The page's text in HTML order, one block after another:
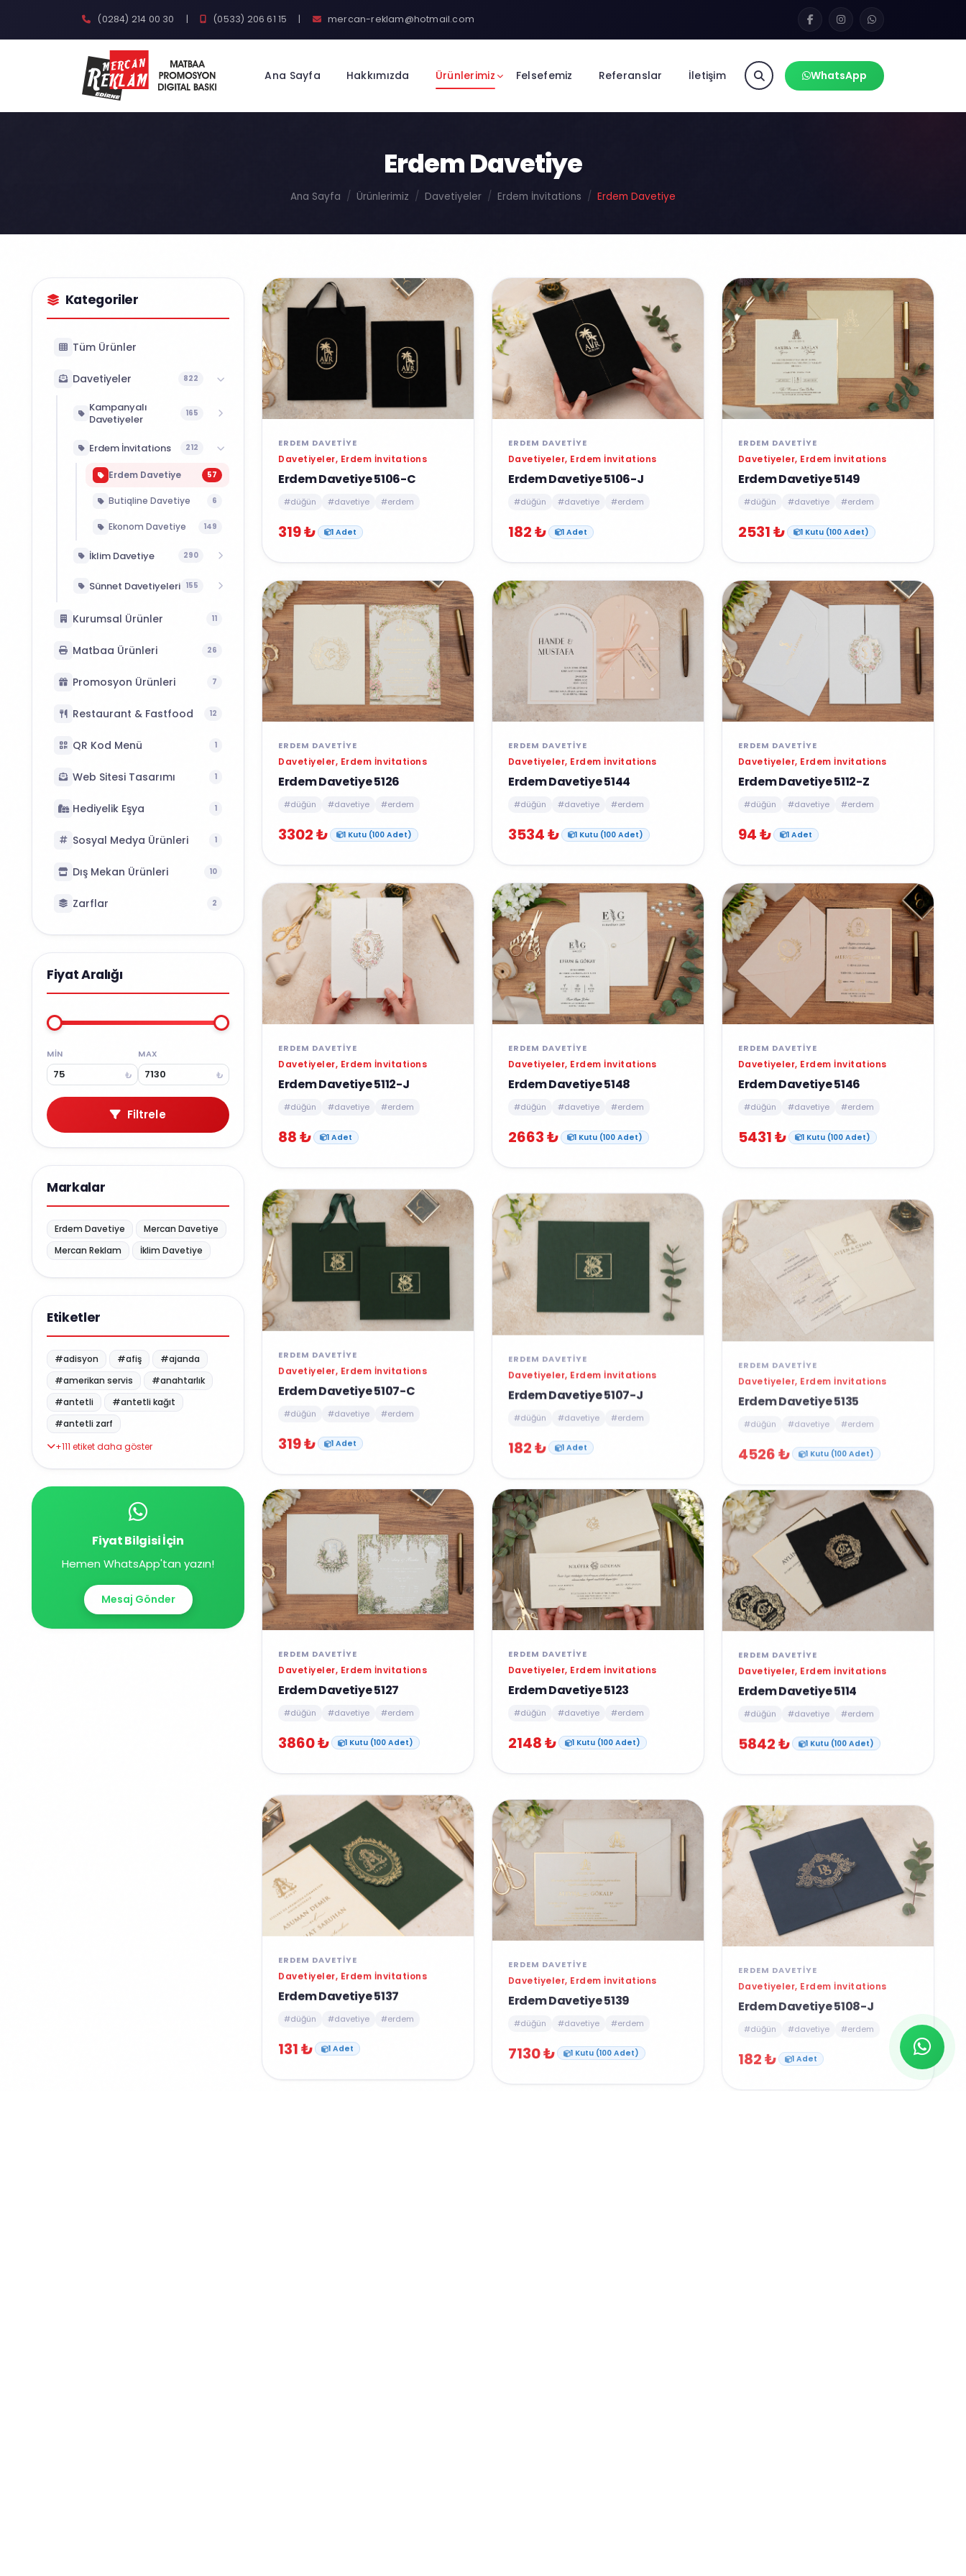
(0284) 214 00 30 | (0533) 206 61 15 | mercan-reklam@hotmail.com
Ana Sayfa Hakkımızda Ürünlerimiz Felsefemiz Referanslar İletişim WhatsApp
Erdem Davetiye
Ana Sayfa Ürünlerimiz Davetiyeler Erdem İnvitations Erdem Davetiye
Kategoriler
Tüm Ürünler
Davetiyeler 822
Kampanyalı
Davetiyeler
165
Kampanyalı Düğün
Kampanyalı Nişan 85
Kampanyalı Sünnet 80
Erdem İnvitations 212
Erdem Davetiye 57
Butiqline Davetiye 6
Ekonom Davetiye 149
İklim Davetiye 290
İklim Kataloğu
Sünnet Davetiyeleri 155
Erdem Sünnet 62
Kurumsal Ürünler 11
Matbaa Ürünleri 26
Promosyon Ürünleri 7
Restaurant & Fastfood 12
QR Kod Menü 1
Web Sitesi Tasarımı 1
Hediyelik Eşya 1
Sosyal Medya Ürünleri 1
Dış Mekan Ürünleri 10
Zarflar 2
Fiyat Aralığı
MIN
₺
MAX
₺
Filtrele
Markalar
Erdem Davetiye
Mercan Davetiye
Mercan Reklam
İklim Davetiye
Etiketler
#adisyon #afiş
#ajanda
#amerikan servis
#anahtarlık
#antetli
#antetli kağıt
#antetli zarf
+111 etiket daha göster
Fiyat Bilgisi İçin
Hemen WhatsApp'tan yazın!
Mesaj Gönder
ERDEM DAVETIYE
Davetiyeler, Erdem İnvitations
Erdem Davetiye 5106-C
#düğün #davetiye #erdem
319 ₺ 1 Adet
ERDEM DAVETIYE
Davetiyeler, Erdem İnvitations
Erdem Davetiye 5106-J
#düğün #davetiye #erdem
182 ₺ 1 Adet
ERDEM DAVETIYE
Davetiyeler, Erdem İnvitations
Erdem Davetiye 5149
#düğün #davetiye #erdem
2531 ₺ 1 Kutu (100 Adet)
ERDEM DAVETIYE
Davetiyeler, Erdem İnvitations
Erdem Davetiye 5126
#düğün #davetiye #erdem
3302 ₺ 1 Kutu (100 Adet)
ERDEM DAVETIYE
Davetiyeler, Erdem İnvitations
Erdem Davetiye 5144
#düğün #davetiye #erdem
3534 ₺ 1 Kutu (100 Adet)
ERDEM DAVETIYE
Davetiyeler, Erdem İnvitations
Erdem Davetiye 5112-Z
#düğün #davetiye #erdem
94 ₺ 1 Adet
ERDEM DAVETIYE
Davetiyeler, Erdem İnvitations
Erdem Davetiye 5112-J
#düğün #davetiye #erdem
88 ₺ 1 Adet
ERDEM DAVETIYE
Davetiyeler, Erdem İnvitations
Erdem Davetiye 5148
#düğün #davetiye #erdem
2663 ₺ 1 Kutu (100 Adet)
ERDEM DAVETIYE
Davetiyeler, Erdem İnvitations
Erdem Davetiye 5146
#düğün #davetiye #erdem
5431 ₺ 1 Kutu (100 Adet)
ERDEM DAVETIYE
Davetiyeler, Erdem İnvitations
Erdem Davetiye 5107-C
#düğün #davetiye #erdem
319 ₺ 1 Adet
Davetiyeler, Erdem İnvitations
Erdem Davetiye 5107-J
182 ₺ 1 Adet
Davetiyeler, Erdem İnvitations
Erdem Davetiye 5135
#düğün #davetiye #erdem
ERDEM DAVETIYE
Davetiyeler, Erdem İnvitations
Erdem Davetiye 5127
#düğün #davetiye #erdem
3860 ₺ 1 Kutu (100 Adet)
ERDEM DAVETIYE
Davetiyeler, Erdem İnvitations
Erdem Davetiye 5123
#düğün #davetiye #erdem
2148 ₺ 1 Kutu (100 Adet)
ERDEM DAVETIYE
Davetiyeler, Erdem İnvitations
Erdem Davetiye 5114
#düğün #davetiye #erdem
5842 ₺ 1 Kutu (100 Adet)
ERDEM DAVETIYE
Davetiyeler, Erdem İnvitations
Erdem Davetiye 5137
#düğün #davetiye #erdem
131 ₺ 1 Adet
Erdem Davetiye 5139
7130 ₺ 1 Kutu (100 Adet)
Davetiyeler, Erdem İnvitations
Erdem Davetiye 5108-J
#davetiye